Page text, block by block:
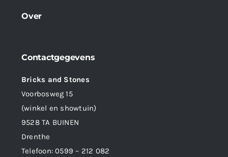
Over
Contactgegevens
Bricks and Stones
Voorbosweg 15
(winkel en showtuin)
9528 TA BUINEN
Drenthe
Telefoon:0599 – 212 082